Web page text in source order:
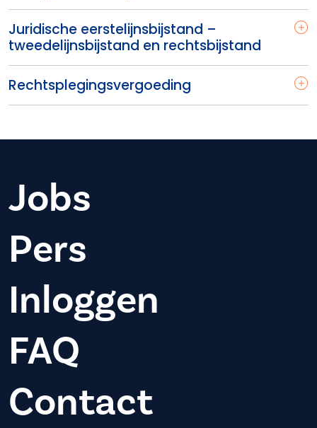
Juridische eerstelijnsbijstand –
tweedelijnsbijstand en rechtsbijstand
Rechtsplegingsvergoeding
Jobs
Pers
Inloggen
FAQ
Contact